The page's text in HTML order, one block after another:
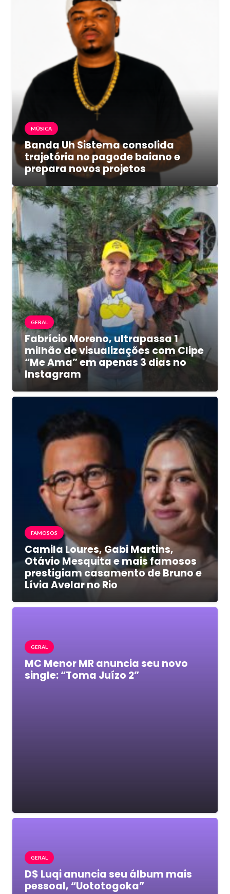
MÚSICA
Banda Uh Sistema consolida
trajetória no pagode baiano e
prepara novos projetos
GERAL
Fabrício Moreno, ultrapassa 1
milhão de visualizações com Clipe
“Me Ama” em apenas 3 dias no
Instagram
FAMOSOS
Camila Loures, Gabi Martins,
Otávio Mesquita e mais famosos
prestigiam casamento de Bruno e
Lívia Avelar no Rio
GERAL
MC Menor MR anuncia seu novo
single: “Toma Juízo 2”
GERAL
D$ Luqi anuncia seu álbum mais
pessoal, “Uototogoka”